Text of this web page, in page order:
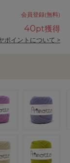
会員登録(無料)
40pt獲得
ポイントについて >